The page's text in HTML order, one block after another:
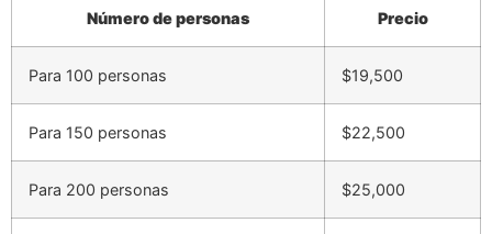
Número de personas Precio
Para 100 personas $19,500
Para 150 personas $22,500
Para 200 personas $25,000